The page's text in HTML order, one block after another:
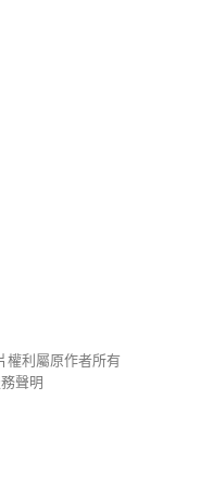
權利屬原作者所有
聲明